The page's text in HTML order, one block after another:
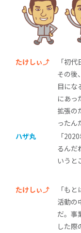
たけしぃ⤴
「初
その後
目にな
にあっ
拡張の
ったん
ハザ丸
「
るんだ
いうと
たけしぃ⤴
「も
活動の
だ。事
した際